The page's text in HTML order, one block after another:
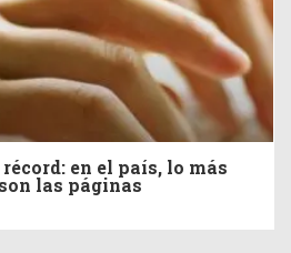
en el país, lo más
las páginas